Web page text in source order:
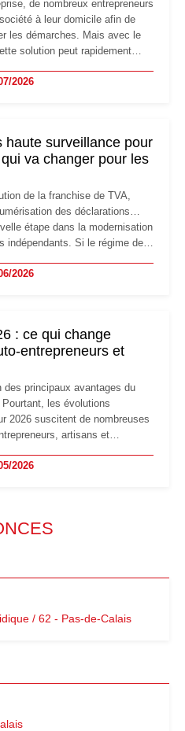
de nombreux entrepreneurs
à leur domicile afin de
les démarches. Mais avec le
solution peut rapidement
de marque… Le
2026
haute surveillance pour
va changer pour les
de la franchise de TVA,
des déclarations…
étape dans la modernisation
indépendants. Si le régime de
s'adapter à un environnement
2026
: ce qui change
entrepreneurs et
des principaux avantages du
les évolutions
2026 suscitent de nombreuses
artisans et
vers la TVA : les règles
2026
/ 62 - Pas-de-Calais